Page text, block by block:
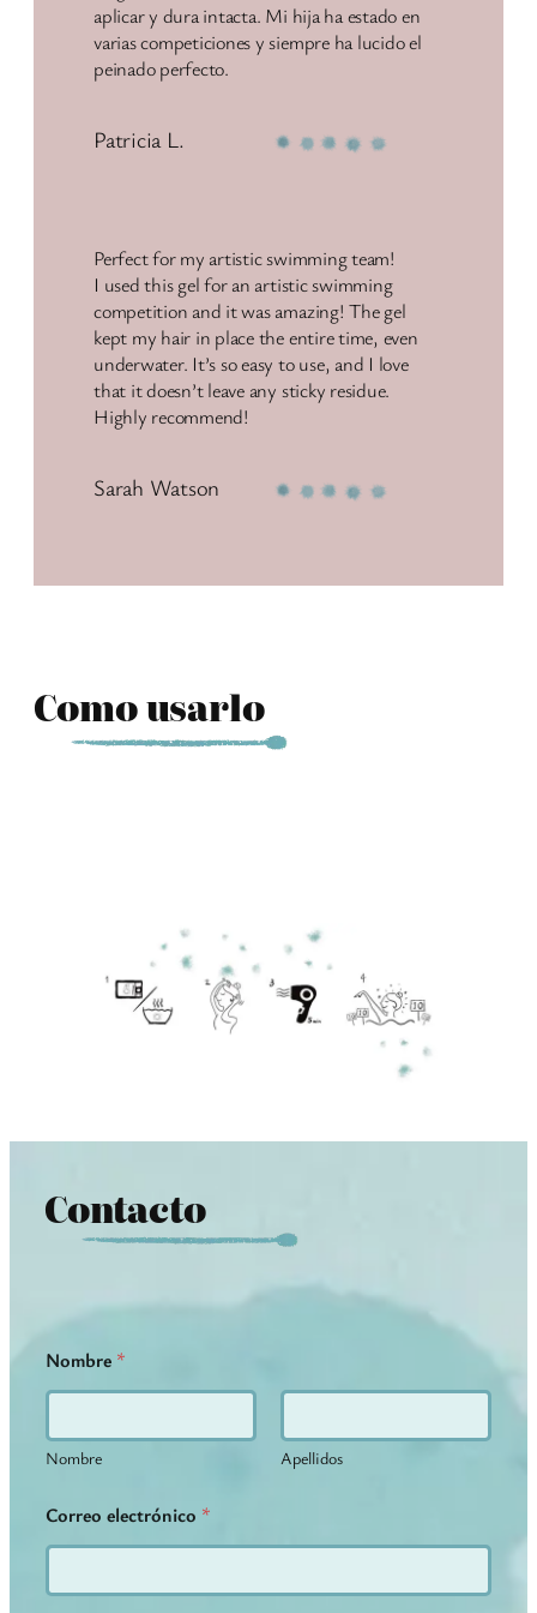
aplicar y dura intacta. Mi hija ha estado en
varias competiciones y siempre ha lucido el
peinado perfecto.
Patricia L.
Perfect for my artistic swimming team!
I used this gel for an artistic swimming
competition and it was amazing! The gel
kept my hair in place the entire time, even
underwater. It’s so easy to use, and I love
that it doesn’t leave any sticky residue.
Highly recommend!
Sarah Watson
Como usarlo
Contacto
Nombre *
Nombre Apellidos
Correo electrónico *